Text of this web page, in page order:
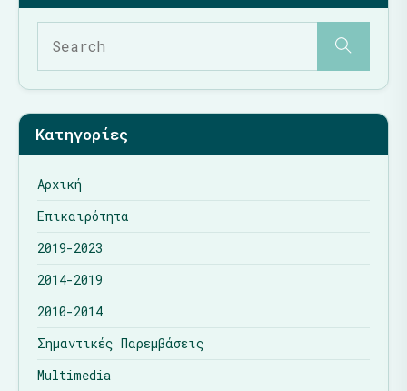
Κατηγορίες
Αρχική
Επικαιρότητα
2019-2023
2014-2019
2010-2014
Σημαντικές Παρεμβάσεις
Multimedia